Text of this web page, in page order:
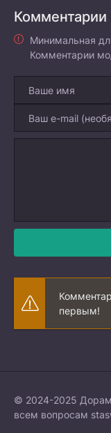
Комментарии
Минимальная
Комментарии
первым!
© 2024-2025
всем вопросам